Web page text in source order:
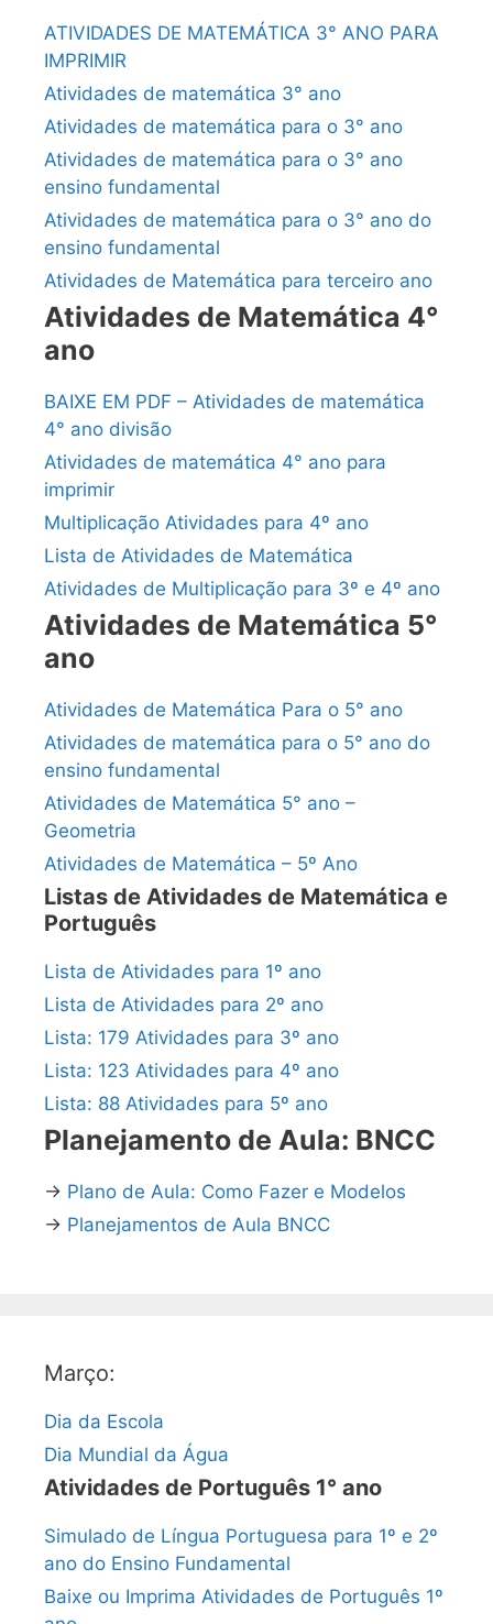
ATIVIDADES DE MATEMÁTICA 3° ANO PARA
IMPRIMIR
Atividades de matemática 3° ano
Atividades de matemática para o 3° ano
Atividades de matemática para o 3° ano
ensino fundamental
Atividades de matemática para o 3° ano do
ensino fundamental
Atividades de Matemática para terceiro ano
Atividades de Matemática 4°
ano
BAIXE EM PDF – Atividades de matemática
4° ano divisão
Atividades de matemática 4° ano para
imprimir
Multiplicação Atividades para 4º ano
Lista de Atividades de Matemática
Atividades de Multiplicação para 3º e 4º ano
Atividades de Matemática 5°
ano
Atividades de Matemática Para o 5° ano
Atividades de matemática para o 5° ano do
ensino fundamental
Atividades de Matemática 5° ano –
Geometria
Atividades de Matemática – 5º Ano
Listas de Atividades de Matemática e
Português
Lista de Atividades para 1º ano
Lista de Atividades para 2º ano
Lista: 179 Atividades para 3º ano
Lista: 123 Atividades para 4º ano
Lista: 88 Atividades para 5º ano
Planejamento de Aula: BNCC
→ Plano de Aula: Como Fazer e Modelos
→ Planejamentos de Aula BNCC
Março:
Dia da Escola
Dia Mundial da Água
Atividades de Português 1° ano
Simulado de Língua Portuguesa para 1º e 2º
ano do Ensino Fundamental
Baixe ou Imprima Atividades de Português 1º